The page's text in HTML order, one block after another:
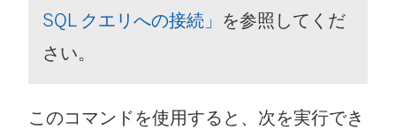
)
SQL クエリへの接続」 を参照してくだ
さい。
このコマンドを使用すると、次を実行でき